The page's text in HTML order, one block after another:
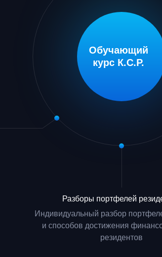
Обучающий
курс К.С.Р.
Индивидуальный разбор
и способов достижения
резидентов
Разборы портфелей